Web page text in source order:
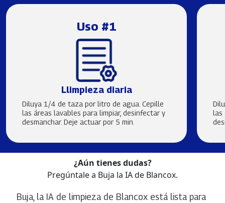
Uso #1
Llimpieza diaria
Diluya 1/4 de taza por litro de agua. Cepille
las áreas lavables para limpiar, desinfectar y
desmanchar. Deje actuar por 5 min.
las
¿Aún tienes dudas?
Pregúntale a Buja la IA de Blancox.
Buja, la IA de limpieza de Blancox está lista para